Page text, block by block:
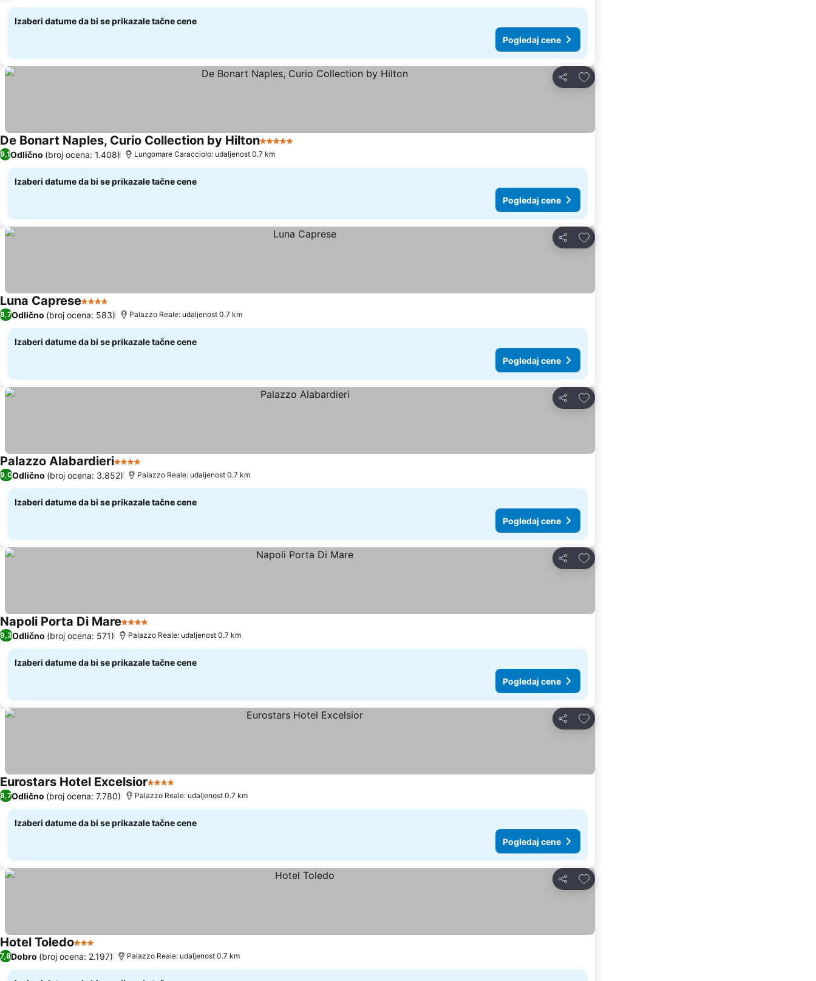
Izaberi datume da bi se prikazale tačne cene
Pogledaj cene
Deli
Dodati u favorite
De Bonart Naples, Curio Collection by Hilton5 Zvezdice
9,1Odlično (broj ocena: 1.408) Lungomare Caracciolo: udaljenost 0.7 km
Izaberi datume da bi se prikazale tačne cene
Pogledaj cene
Deli
Dodati u favorite
Luna Caprese4 Zvezdice
8,7Odlično (broj ocena: 583) Palazzo Reale: udaljenost 0.7 km
Izaberi datume da bi se prikazale tačne cene
Pogledaj cene
Deli
Dodati u favorite
Palazzo Alabardieri4 Zvezdice
9,0Odlično (broj ocena: 3.852) Palazzo Reale: udaljenost 0.7 km
Izaberi datume da bi se prikazale tačne cene
Pogledaj cene
Deli
Dodati u favorite
Napoli Porta Di Mare4 Zvezdice
9,3Odlično (broj ocena: 571) Palazzo Reale: udaljenost 0.7 km
Izaberi datume da bi se prikazale tačne cene
Pogledaj cene
Deli
Dodati u favorite
Eurostars Hotel Excelsior4 Zvezdice
8,7Odlično (broj ocena: 7.780) Palazzo Reale: udaljenost 0.7 km
Izaberi datume da bi se prikazale tačne cene
Pogledaj cene
Deli
Dodati u favorite
Hotel Toledo3 Zvezdice
7,8Dobro (broj ocena: 2.197) Palazzo Reale: udaljenost 0.7 km